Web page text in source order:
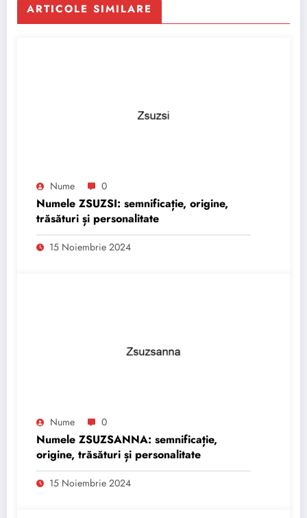
ARTICOLE SIMILARE
Nume 0
Numele ZSUZSI: semnificație, origine,
trăsături și personalitate
15 Noiembrie 2024
Nume 0
Numele ZSUZSANNA: semnificație,
origine, trăsături și personalitate
15 Noiembrie 2024